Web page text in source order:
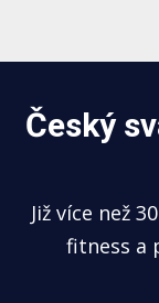
Český
Již více než
fitness a